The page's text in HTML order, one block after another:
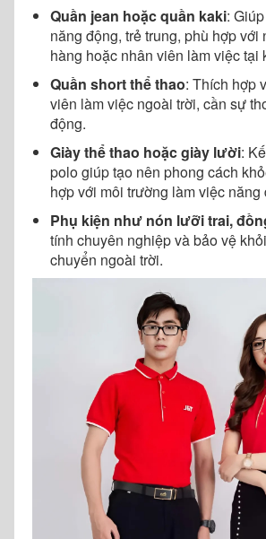
Quần jean hoặc quần kaki:
năng động, trẻ trung, phù hợp với
hàng hoặc nhân viên làm việc tại
Quần short thể thao: Thích hợp
viên làm việc ngoài trời, cần sự
động.
Giày thể thao hoặc giày lười:
polo giúp tạo nên phong cách
hợp với môi trường làm việc năng
Phụ kiện như nón lưỡi trai,
tính chuyên nghiệp và bảo vệ
chuyển ngoài trời.